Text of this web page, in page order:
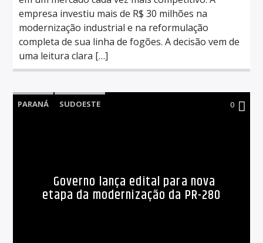
empresa investiu mais de R$ 30 milhões na
modernização industrial e na reformulação
completa de sua linha de fogões. A decisão vem de
uma leitura clara […]
PARANÁ SUDOESTE 0
Governo lança edital para nova
etapa da modernização da PR-280